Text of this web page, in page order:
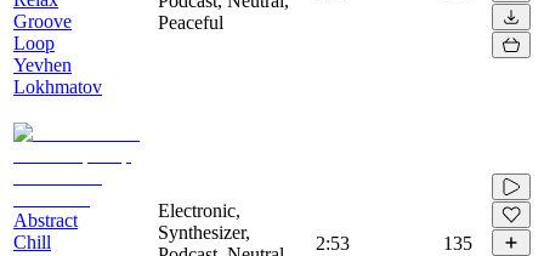
Groove
Loop
Yevhen
Lokhmatov
Peaceful
Abstract
Chill
Electronic,
Synthesizer,
2:53 135